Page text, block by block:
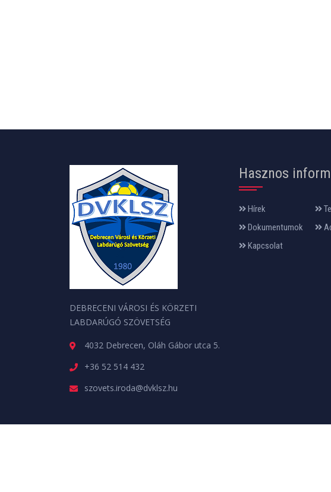
DEBRECENI VÁROSI ÉS KÖRZETI
LABDARÚGÓ SZÖVETSÉG
4032 Debrecen, Oláh Gábor utca 5.
+36 52 514 432
szovets.iroda@dvklsz.hu
Hasznos
Hírek
Dokumentumok
Kapcsolat